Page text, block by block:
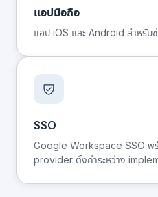
แอปมือถือ
แอป iOS และ Android สำหรับ
SSO
Google Workspace SSO พ
provider ตั้งค่าระหว่าง